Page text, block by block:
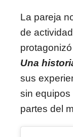
La pareja
de
Una
sus
sin equipos
partes del